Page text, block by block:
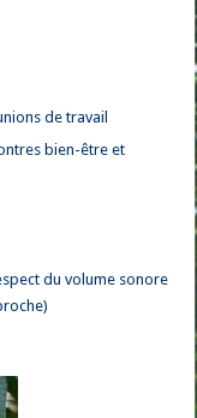
de travail
bien-être et
du volume sonore